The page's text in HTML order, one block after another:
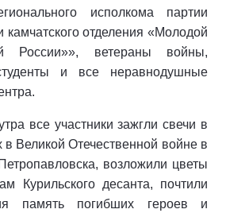
исполкома партии
отделения «Молодой
России»», ветераны войны,
и все неравнодушные
все участники зажгли свечи в
в Великой Отечественной войне в
возложили цветы
Курильского десанта, почтили
память погибших героев и